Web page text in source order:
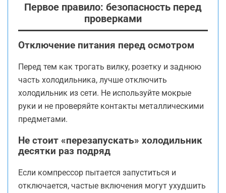
Первое правило: безопасность перед
проверками
Отключение питания перед осмотром
Перед тем как трогать вилку, розетку и заднюю
часть холодильника, лучше отключить
холодильник из сети. Не используйте мокрые
руки и не проверяйте контакты металлическими
предметами.
Не стоит «перезапускать» холодильник
десятки раз подряд
Если компрессор пытается запуститься и
отключается, частые включения могут ухудшить